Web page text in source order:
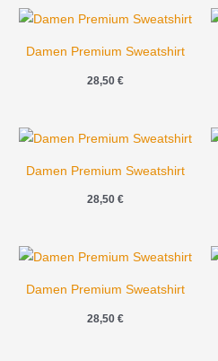
Damen Premium Sweatshirt
28,50 €
Damen Premium Sweatshirt
28,50 €
Damen Premium Sweatshirt
28,50 €